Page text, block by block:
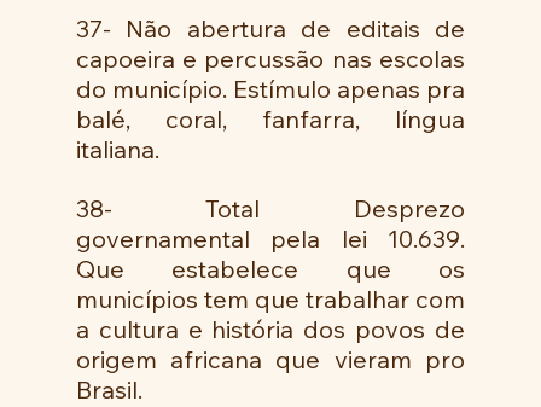
37- Não abertura de editais de
capoeira e percussão nas escolas
do município. Estímulo apenas pra
balé, coral, fanfarra, língua
italiana.
38- Total Desprezo
governamental pela lei 10.639.
Que estabelece que os
municípios tem que trabalhar com
a cultura e história dos povos de
origem africana que vieram pro
Brasil.